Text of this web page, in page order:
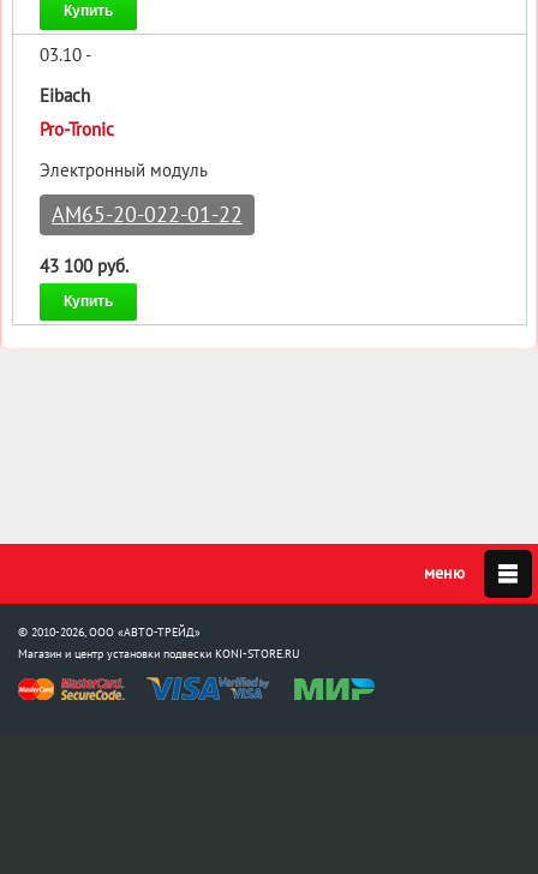
Купить
03.10 -
Eibach
Pro-Tronic
Электронный модуль
AM65-20-022-01-22
43 100 руб.
Купить
© 2010-2026, ООО «АВТО-ТРЕЙД»
Магазин и центр установки подвески KONI-STORE.RU